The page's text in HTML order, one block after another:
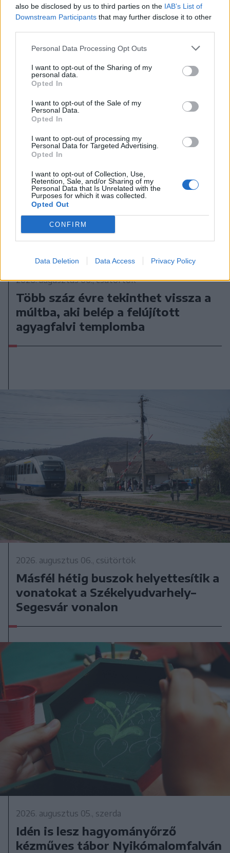
also be disclosed by us to third parties on the IAB’s List of
Downstream Participants that may further disclose it to other
Personal Data Processing Opt Outs
I want to opt-out of the Sharing of my
personal data.
Opted In
I want to opt-out of the Sale of my
Personal Data.
Opted In
I want to opt-out of processing my
Personal Data for Targeted Advertising.
Opted In
I want to opt-out of Collection, Use,
Retention, Sale, and/or Sharing of my
Personal Data that Is Unrelated with the
Purposes for which it was collected.
Opted Out
CONFIRM
Data Deletion Data Access Privacy Policy
cégeknél razziáztak a hatóságok
2026. augusztus 06., csütörtök
Több száz évre tekinthet vissza a
múltba, aki belép a felújított
agyagfalvi templomba
2026. augusztus 06., csütörtök
Másfél hétig buszok helyettesítik a
vonatokat a Székelyudvarhely–
Segesvár vonalon
2026. augusztus 05., szerda
Idén is lesz hagyományőrző
kézműves tábor Nyikómalomfalván